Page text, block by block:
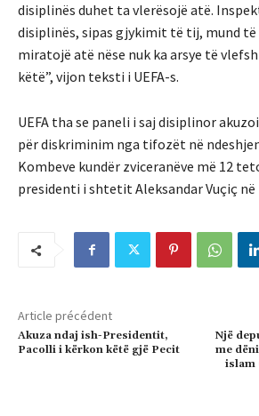
disiplinës duhet ta vlerësojë atë.
disiplinës, sipas gjykimit të tij, mund të
miratojë atë nëse nuk ka arsye të
këtë”, vijon teksti i UEFA-s.
UEFA tha se paneli i saj disiplinor
për diskriminim nga tifozët në
Kombeve kundër zviceranëve më 12
presidenti i shtetit Aleksandar Vuçiç në
Article précédent
Akuza ndaj ish-Presidentit,
Pacolli i kërkon këtë gjë Pecit
Një
me
islam